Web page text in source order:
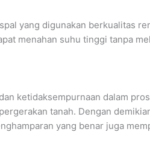
yang digunakan berkualitas
menahan suhu tinggi tanpa
ketidaksempurnaan dalam
tanah. Dengan
yang benar juga